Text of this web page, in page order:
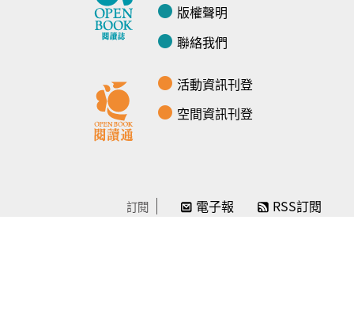
版權聲明
聯絡我們
活動資訊刊登
空間資訊刊登
訂閱 電子報 RSS訂閱